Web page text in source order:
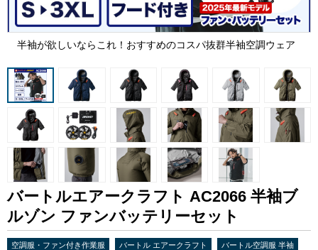
半袖が欲しいならこれ！おすすめのコスパ抜群半袖空調ウェア
バートルエアークラフト AC2066 半袖ブ
ルゾン ファンバッテリーセット
空調服・ファン付き作業服 バートル エアークラフト バートル空調服 半袖